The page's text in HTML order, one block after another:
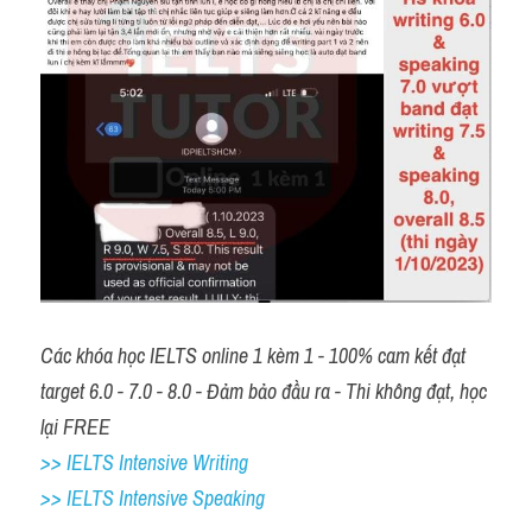
Các khóa học IELTS online 1 kèm 1 - 100% cam kết đạt
target 6.0 - 7.0 - 8.0 - Đảm bảo đầu ra - Thi không đạt, học
lại FREE
>> IELTS Intensive Writing
>> IELTS Intensive Speaking